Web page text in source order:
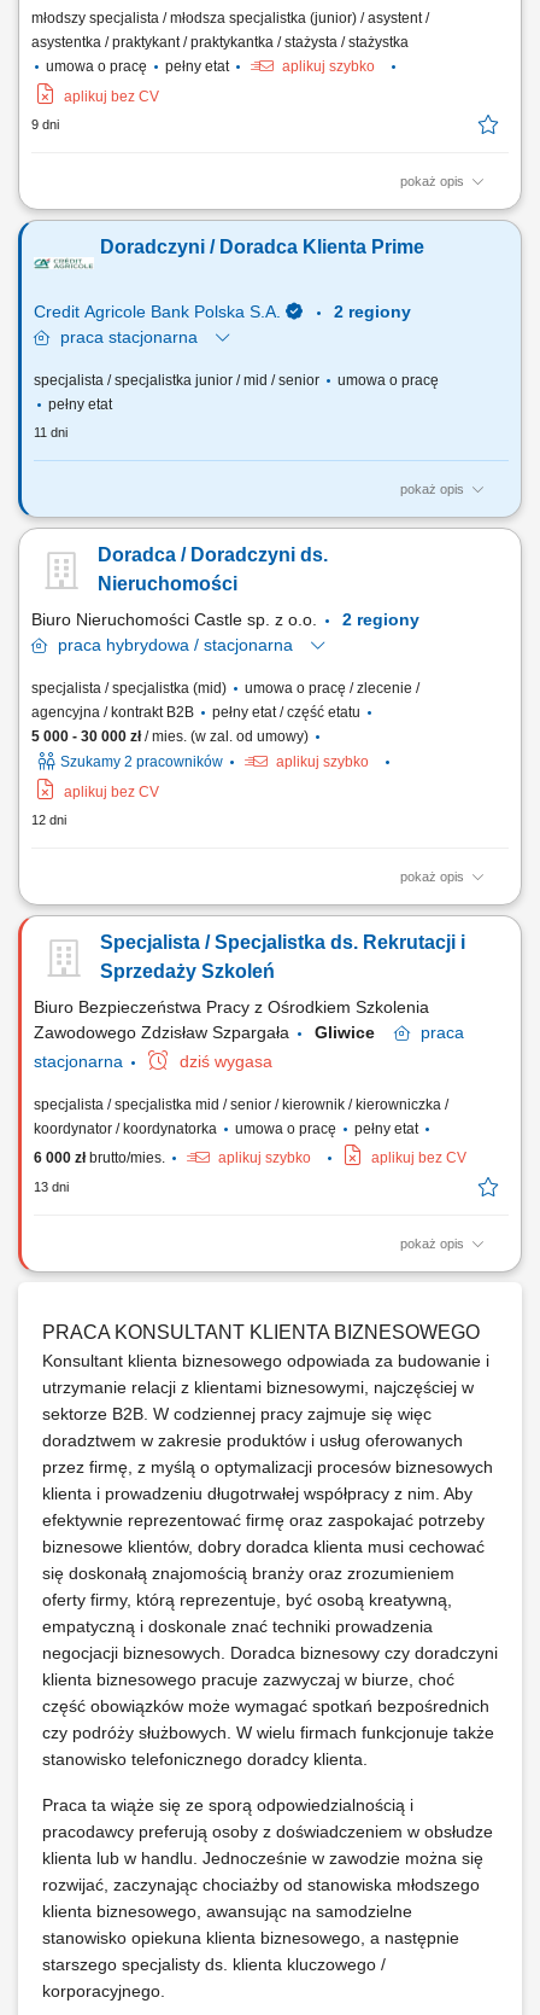
młodszy specjalista / młodsza specjalistka (junior) / asystent /
asystentka / praktykant / praktykantka / stażysta / stażystka
umowa o pracę
pełny etat
aplikuj szybko
aplikuj bez CV
9 dni
pokaż opis
Opis stanowiska Zapewnianie wsparcia technicznego klientom w języku
Analiza zgłoszeń i rozwiązywanie problemów związanych z produktami
oraz usługami firmy. Rejestrowanie zgłoszeń i prowadzonych działań w
Doradczyni / Doradca Klienta Prime
Credit Agricole Bank Polska S.A.
praca stacjonarna
specjalista / specjalistka junior / mid / senior
umowa o pracę
pełny etat
11 dni
pokaż opis
Jakie będą Twoje zadania: Pozyskiwanie nowych klientów z segmentu
Identyfikacja potrzeb oraz oczekiwań klientów i dopasowywanie
produktów i usług finansowych. Aktywna sprzedaż produktów
Doradca / Doradczyni ds.
Nieruchomości
Biuro Nieruchomości Castle sp. z o.o.
praca hybrydowa / stacjonarna
specjalista / specjalistka (mid)
umowa o pracę / zlecenie /
agencyjna / kontrakt B2B
pełny etat / część etatu
5 000 - 30 000 zł/ mies. (w zal. od umowy)
Szukamy 2 pracowników
aplikuj szybko
aplikuj bez CV
12 dni
pokaż opis
Aktywne wyszukiwanie oraz pozyskiwanie nieruchomości do portfela
marketingowych dla powierzonych lokali i obiektów; Prowadzenie
prezentacji i bezpośrednich spotkań z potencjalnymi kupującymi oraz
Specjalista / Specjalistka ds. Rekrutacji i
Sprzedaży Szkoleń
Biuro Bezpieczeństwa Pracy z Ośrodkiem Szkolenia
Zawodowego Zdzisław Szpargała
Gliwice
praca
stacjonarna
dziś wygasa
specjalista / specjalistka mid / senior / kierownik / kierowniczka /
koordynator / koordynatorka
umowa o pracę
pełny etat
6 000 złbrutto/mies. aplikuj szybko aplikuj bez CV
13 dni
pokaż opis
Zakres obowiązków Prowadzenie procesów rekrutacyjnych dla
dopasowywanie oferty szkoleniowej; Budowanie i utrzymywanie
długofalowych relacji biznesowych z klientami oraz dbanie o ich...
PRACA KONSULTANT KLIENTA BIZNESOWEGO
Konsultant klienta biznesowego odpowiada za budowanie i
utrzymanie relacji z klientami biznesowymi, najczęściej w
sektorze B2B. W codziennej pracy zajmuje się więc
doradztwem w zakresie produktów i usług oferowanych
przez firmę, z myślą o optymalizacji procesów biznesowych
klienta i prowadzeniu długotrwałej współpracy z nim. Aby
efektywnie reprezentować firmę oraz zaspokajać potrzeby
biznesowe klientów, dobry doradca klienta musi cechować
się doskonałą znajomością branży oraz zrozumieniem
oferty firmy, którą reprezentuje, być osobą kreatywną,
empatyczną i doskonale znać techniki prowadzenia
negocjacji biznesowych. Doradca biznesowy czy doradczyni
klienta biznesowego pracuje zazwyczaj w biurze, choć
część obowiązków może wymagać spotkań bezpośrednich
czy podróży służbowych. W wielu firmach funkcjonuje także
stanowisko telefonicznego doradcy klienta.
Praca ta wiąże się ze sporą odpowiedzialnością i
pracodawcy preferują osoby z doświadczeniem w obsłudze
klienta lub w handlu. Jednocześnie w zawodzie można się
rozwijać, zaczynając chociażby od stanowiska młodszego
klienta biznesowego, awansując na samodzielne
stanowisko opiekuna klienta biznesowego, a następnie
starszego specjalisty ds. klienta kluczowego /
korporacyjnego.